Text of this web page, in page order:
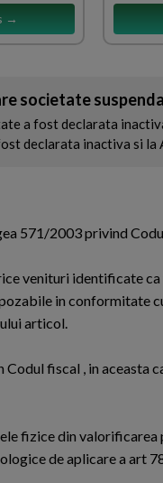
→
societate
a fost declarata
declarata inactiva si la
571/2003 privind
venituri identificate
in conformitate
articol.
Codul fiscal , in
fizice din valorificarea
de aplicare a art